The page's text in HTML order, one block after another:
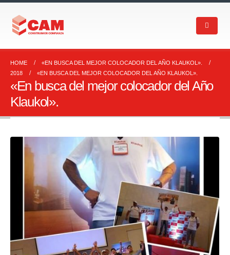
HOME
«EN BUSCA DEL MEJOR COLOCADOR DEL AÑO KLAUKOL».
2018
«EN BUSCA DEL MEJOR COLOCADOR DEL AÑO KLAUKOL».
«En busca del mejor colocador del Año
Klaukol».